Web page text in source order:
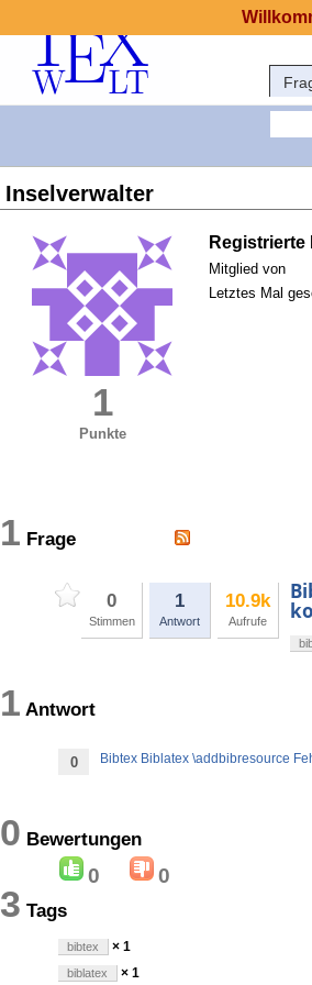
Inselverwalter
1
Punkte
Registrierte
Mitglied von
Letztes Mal
1 Frage
0
Stimmen
1
Antwort
10.9k
Aufrufe
1 Antwort
0 Bibtex Biblatex \addbibresource
0 Bewertungen
0 0
3 Tags
bibtex × 1
biblatex × 1